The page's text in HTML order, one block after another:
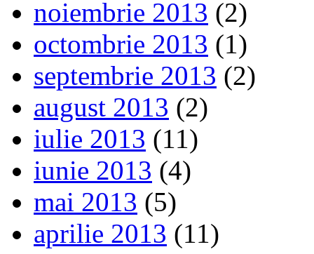
noiembrie 2013 (2)
octombrie 2013 (1)
septembrie 2013 (2)
august 2013 (2)
iulie 2013 (11)
iunie 2013 (4)
mai 2013 (5)
aprilie 2013 (11)